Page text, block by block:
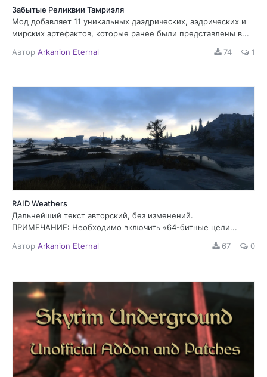
Забытые Реликвии Тамриэля
Мод добавляет 11 уникальных даэдрических, аэдрических и
мирских артефактов, которые ранее были представлены в...
Автор Arkanion Eternal 74 1
RAID Weathers
Дальнейший текст авторский, без изменений.
ПРИМЕЧАНИЕ: Необходимо включить «64-битные цели...
Автор Arkanion Eternal 67 0